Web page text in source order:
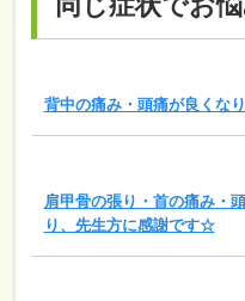
背中の痛み・頭痛が良くな
肩甲骨の張り・首の痛み・
り、先生方に感謝です☆